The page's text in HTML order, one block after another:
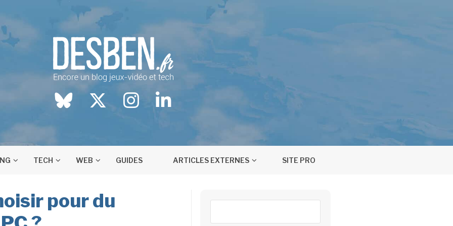
DESBEN.FR
Blog jeux-vidéo et tech
BlueSky twitter instagram
TECH WEB GUIDES SITE PRO
ARTICLES EXTERNES
pour du